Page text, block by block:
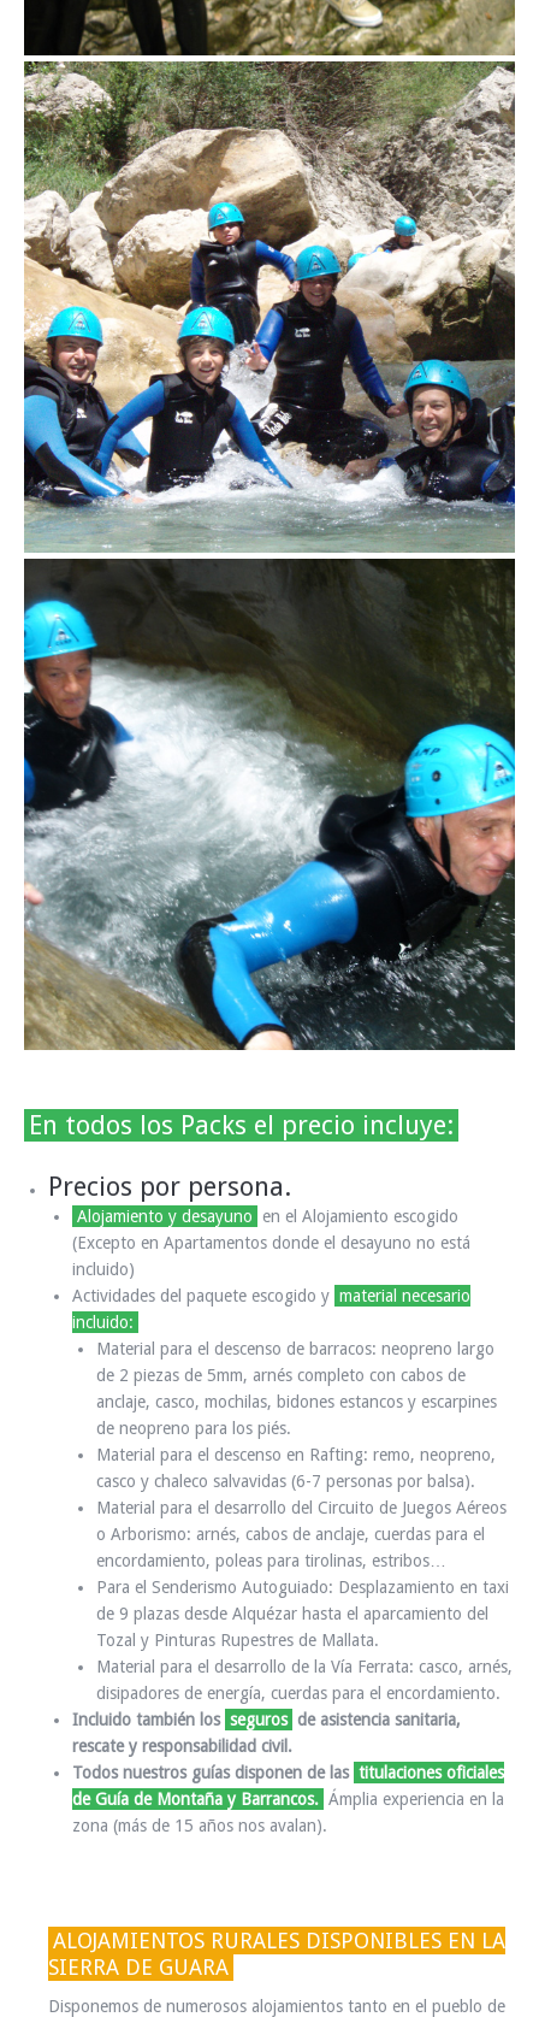
En todos los Packs el precio incluye:
Precios por persona.
Alojamiento y desayuno
en el Alojamiento escogido
(Excepto en Apartamentos donde el desayuno no está
incluido)
Actividades del paquete escogido y material necesario
incluido:
Material para el descenso de barracos: neopreno largo
de 2 piezas de 5mm, arnés completo con cabos de
anclaje, casco, mochilas, bidones estancos y escarpines
de neopreno para los piés.
Material para el descenso en Rafting: remo, neopreno,
casco y chaleco salvavidas (6-7 personas por balsa).
Material para el desarrollo del Circuito de Juegos Aéreos
o Arborismo: arnés, cabos de anclaje, cuerdas para el
encordamiento, poleas para tirolinas, estribos…
Para el Senderismo Autoguiado: Desplazamiento en taxi
de 9 plazas desde Alquézar hasta el aparcamiento del
Tozal y Pinturas Rupestres de Mallata.
Material para el desarrollo de la Vía Ferrata: casco, arnés,
disipadores de energía, cuerdas para el encordamiento.
Incluido también los seguros de asistencia sanitaria,
rescate y responsabilidad civil.
Todos nuestros guías disponen de las titulaciones oficiales
de Guía de Montaña y Barrancos. Ámplia experiencia en la
zona (más de 15 años nos avalan).
ALOJAMIENTOS RURALES DISPONIBLES EN LA
SIERRA DE GUARA
Disponemos de numerosos alojamientos tanto en el pueblo de